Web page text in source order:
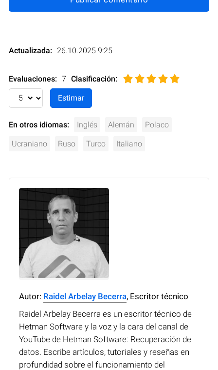
Actualizada: 26.10.2025 9:25
Evaluaciones: 7 Clasificación:
En otros idiomas: Inglés Alemán Polaco
Ucraniano Ruso Turco Italiano
Autor: Raidel Arbelay Becerra, Escritor técnico
Raidel Arbelay Becerra es un escritor técnico de
Hetman Software y la voz y la cara del canal de
YouTube de Hetman Software: Recuperación de
datos. Escribe artículos, tutoriales y reseñas en
profundidad sobre el funcionamiento del